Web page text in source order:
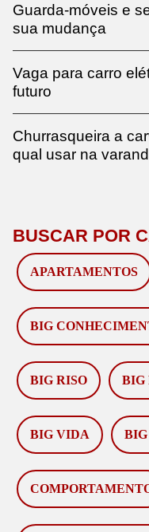
Guarda-móveis e
sua mudança
Vaga para carro
futuro
Churrasqueira a
qual usar na
BUSCAR POR
APARTAMENTOS
BIG
BIG RISO BIG
BIG VIDA